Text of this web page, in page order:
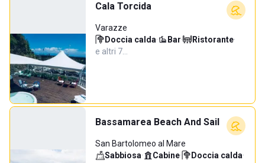
Cala Torcida
Varazze
Doccia calda· Bar· Ristorante·
e altri 7…
Bassamarea Beach And Sail
San Bartolomeo al Mare
Sabbiosa· Cabine· Doccia calda·